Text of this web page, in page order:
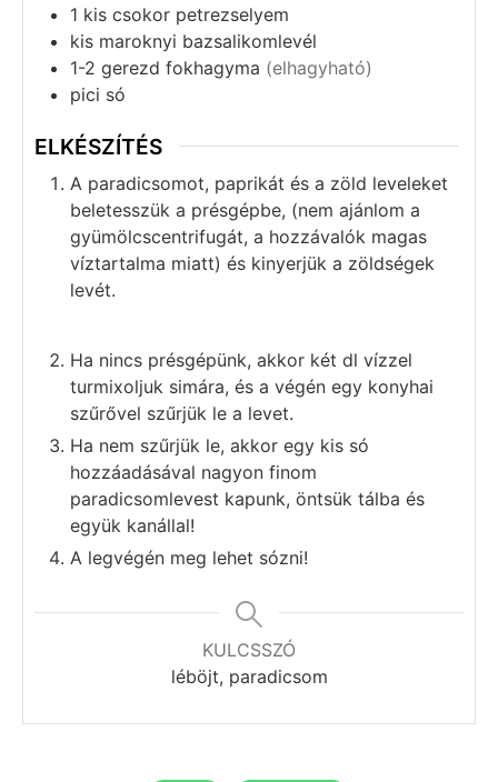
1 kis csokor petrezselyem
kis maroknyi bazsalikomlevél
1-2 gerezd fokhagyma (elhagyható)
pici só
ELKÉSZÍTÉS
A paradicsomot, paprikát és a zöld leveleket
beletesszük a présgépbe, (nem ajánlom a
gyümölcscentrifugát, a hozzávalók magas
víztartalma miatt) és kinyerjük a zöldségek
levét.
Ha nincs présgépünk, akkor két dl vízzel
turmixoljuk simára, és a végén egy konyhai
szűrővel szűrjük le a levet.
Ha nem szűrjük le, akkor egy kis só
hozzáadásával nagyon finom
paradicsomlevest kapunk, öntsük tálba és
együk kanállal!
A legvégén meg lehet sózni!
KULCSSZÓ
léböjt, paradicsom